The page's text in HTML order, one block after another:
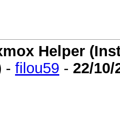
Helper
- filou59 - 22/10/